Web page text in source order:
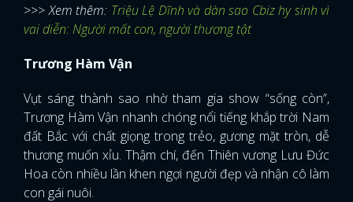
>>> Xem thêm: Triệu Lệ Dĩnh và dàn sao Cbiz hy sinh vì
vai diễn: Người mất con, người thương tật
Trương Hàm Vận
Vụt sáng thành sao nhờ tham gia show “sống còn”,
Trương Hàm Vận nhanh chóng nổi tiếng khắp trời Nam
đất Bắc với chất giọng trong trẻo, gương mặt tròn, dễ
thương muốn xỉu. Thậm chí, đến Thiên vương Lưu Đức
Hoa còn nhiều lần khen ngợi người đẹp và nhận cô làm
con gái nuôi.